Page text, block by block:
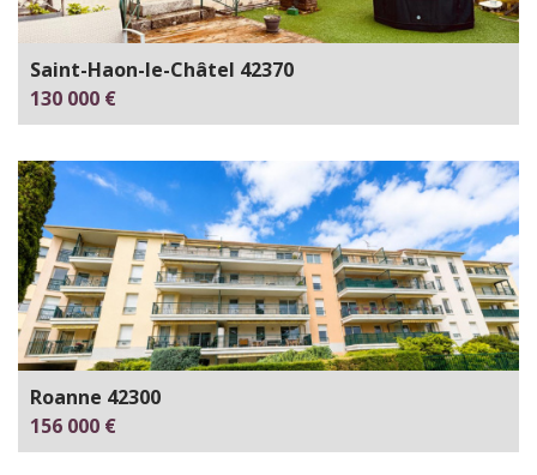
Saint-Haon-le-Châtel 42370
130 000 €
Roanne 42300
156 000 €